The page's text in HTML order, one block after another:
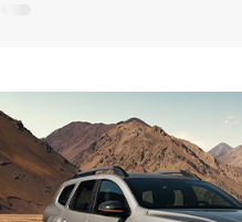
fabricante de pneus alemã
montadora francesa Citroën
Aircross, que vem com pneus
EcoContact 6 de fábrica.
qualidades do carro e dos
importância dessa parceria